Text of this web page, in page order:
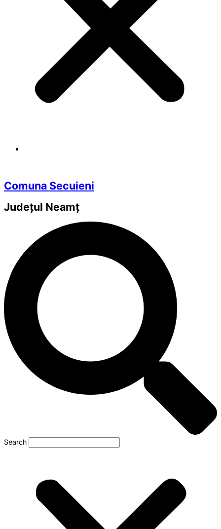
Comuna Secuieni
Județul Neamț
Search